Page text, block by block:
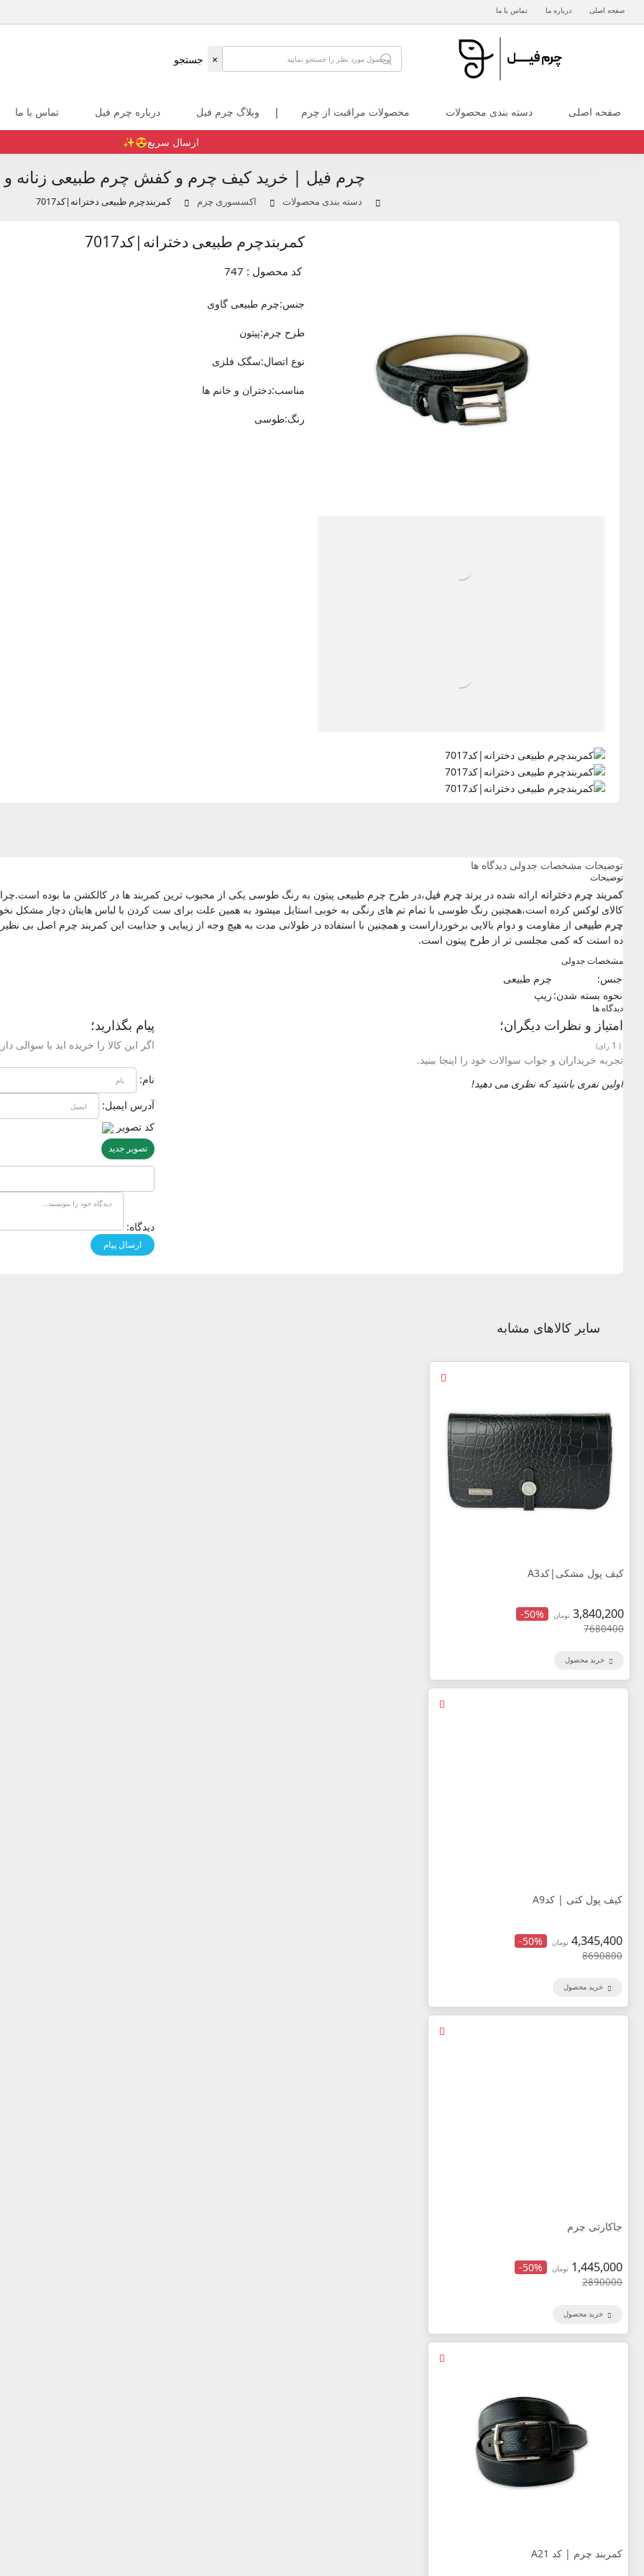
صفحه اصلی درباره ما تماس با ما
× جستجو
صفحه اصلی دسته بندی محصولات محصولات مراقبت از چرم | وبلاگ چرم فیل درباره چرم فیل تماس با ما
ارسال سریع😍✨️
چرم فیل | خرید کیف چرم و کفش چرم طبیعی زنانه و
دسته بندی محصولات اکسسوری چرم کمربندچرم طبیعی دخترانه|کد7017
کمربندچرم طبیعی دخترانه|کد7017
کد محصول : 747
جنس:چرم طبیعی گاوی
طرح چرم:پیتون
نوع اتصال:سگک فلزی
مناسب:دختران و خانم ها
رنگ:طوسی
توضیحات مشخصات جدولی دیدگاه ها
توضیحات
کمربند چرم دخترانه ارائه شده در برند چرم فیل،در طرح چرم طبیعی پیتون به رنگ طوسی یکی از محبوب ترین کمربند ها در کالکشن ما بوده
کالای لوکس کرده است،همچنین رنگ طوسی با تمام تم های رنگی به خوبی استایل میشود به همین علت برای ست کردن با لباس هایتان دچار مشکل
چرم طبیعی از مقاومت و دوام بالایی برخورداراست و همچنین با استفاده در طولانی مدت به هیچ وجه از زیبایی و جذابیت این کمربند چرم اصل بی
ده استت که کمی مجلسی تر از طرح پیتون است.
مشخصات جدولی
جنس:
چرم طبیعی
نحوه بسته شدن: زیپ
دیدگاه ها
امتیاز و نظرات دیگران؛
(
1 رای)
تجربه خریداران و جواب سوالات خود را اینجا ببنید.
اولین نفری باشید که نظری می دهید!
پیام بگذارید؛
اگر این کالا را خریده اید یا سوالی
نام:
آدرس ایمیل:
کد تصویر
تصویر جدید
دیدگاه:
سایر کالاهای مشابه
کیف پول مشکی|کدA3
3,840,200 تومان -50%
7680400
خرید محصول
کیف پول کتی | کدA9
4,345,400 تومان -50%
8690800
خرید محصول
جاکارتی چرم
1,445,000 تومان -50%
2890000
خرید محصول
کمربند چرم | کد A21